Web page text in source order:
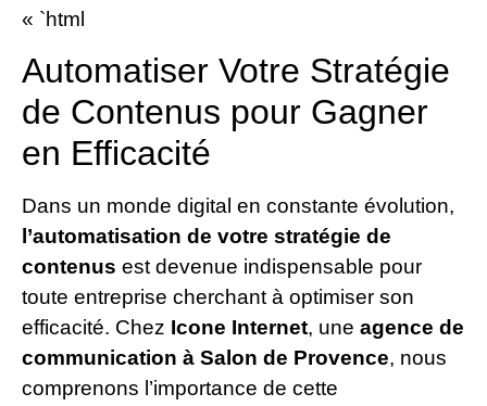
« `html
Automatiser Votre Stratégie
de Contenus pour Gagner
en Efficacité
Dans un monde digital en constante évolution,
l’automatisation de votre stratégie de
contenus est devenue indispensable pour
toute entreprise cherchant à optimiser son
efficacité. Chez Icone Internet, une agence de
communication à Salon de Provence, nous
comprenons l’importance de cette